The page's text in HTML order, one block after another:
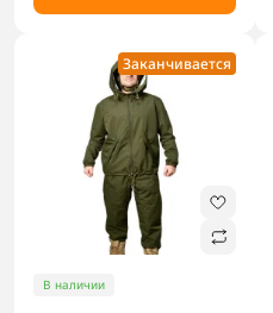
Заканчивается
В наличии